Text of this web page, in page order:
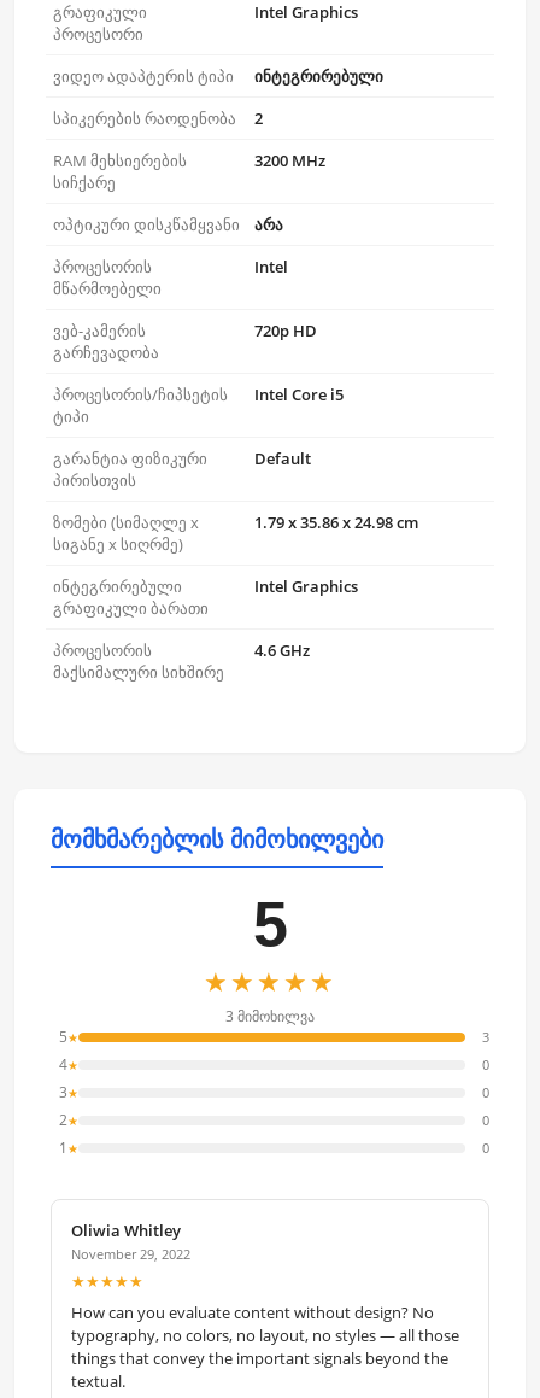
გრაფიკული
პროცესორი
Intel Graphics
ვიდეო ადაპტერის ტიპი
ინტეგრირებული
სპიკერების რაოდენობა
2
RAM მეხსიერების
სიჩქარე
3200 MHz
ოპტიკური დისკწამყვანი
არა
პროცესორის
მწარმოებელი
Intel
ვებ-კამერის
გარჩევადობა
720p HD
პროცესორის/ჩიპსეტის
ტიპი
Intel Core i5
გარანტია ფიზიკური
პირისთვის
Default
ზომები (სიმაღლე x
სიგანე x სიღრმე)
1.79 x 35.86 x 24.98 cm
ინტეგრირებული
გრაფიკული ბარათი
Intel Graphics
პროცესორის
მაქსიმალური სიხშირე
4.6 GHz
მომხმარებლის მიმოხილვები
5
★★★★★
3 მიმოხილვა
5★ 3
4★ 0
3★ 0
2★ 0
1 ★ 0
Oliwia Whitley
November 29, 2022
★★★★★
How can you evaluate content without design? No
typography, no colors, no layout, no styles — all those
things that convey the important signals beyond the
textual.